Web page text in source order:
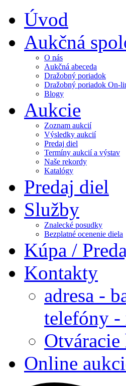
Úvod
Aukčná
O nás
Aukčná abeceda
Dražobný poriadok
Dražobný poriadok On-
Blogy
Aukcie
Zoznam aukcií
Výsledky aukcií
Predaj diel
Termíny aukcií a výstav
Naše rekordy
Katalógy
Predaj diel
Služby
Znalecké posudky
Bezplatné ocenenie diela
Kúpa /
Kontakty
adresa -
telefóny
Online